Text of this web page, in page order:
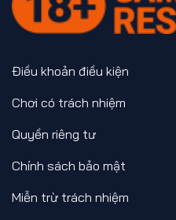
Điều khoản điều kiện
Chơi có trách nhiệm
Quyền riêng tư
Chính sách bảo mật
Miễn trừ trách nhiệm